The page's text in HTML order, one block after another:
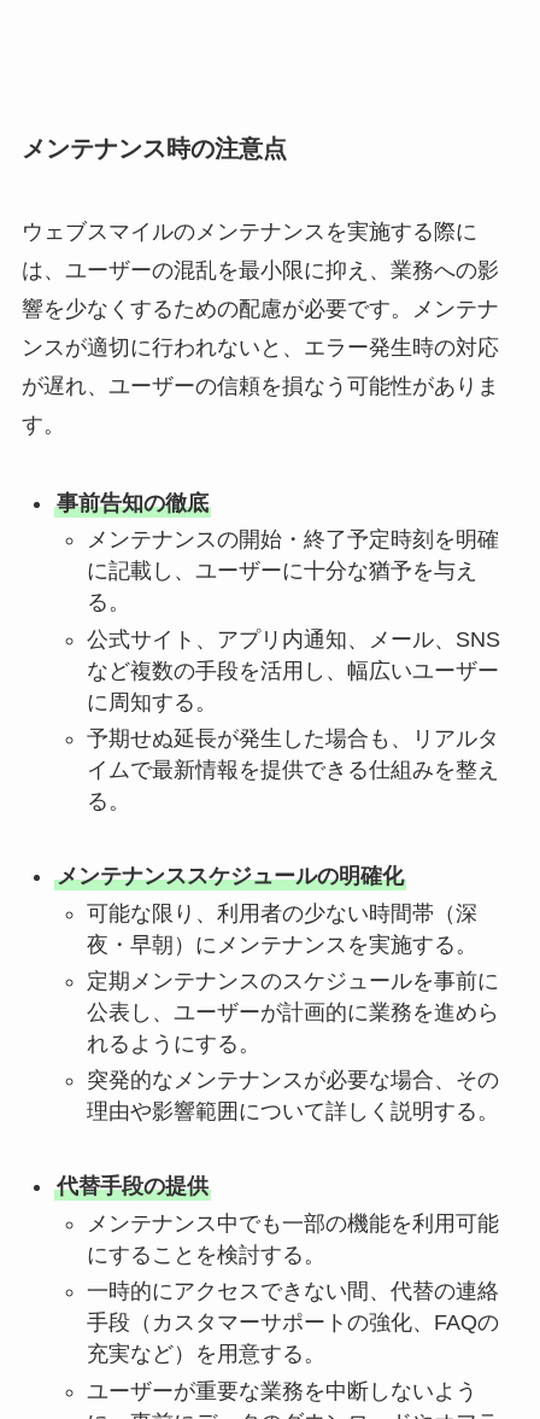
メンテナンス時の注意点
ウェブスマイルのメンテナンスを実施する際に
は、ユーザーの混乱を最小限に抑え、業務への影
響を少なくするための配慮が必要です。メンテナ
ンスが適切に行われないと、エラー発生時の対応
が遅れ、ユーザーの信頼を損なう可能性がありま
す。
事前告知の徹底
メンテナンスの開始・終了予定時刻を明確
に記載し、ユーザーに十分な猶予を与え
る。
公式サイト、アプリ内通知、メール、SNS
など複数の手段を活用し、幅広いユーザー
に周知する。
予期せぬ延長が発生した場合も、リアルタ
イムで最新情報を提供できる仕組みを整え
る。
メンテナンススケジュールの明確化
可能な限り、利用者の少ない時間帯（深
夜・早朝）にメンテナンスを実施する。
定期メンテナンスのスケジュールを事前に
公表し、ユーザーが計画的に業務を進めら
れるようにする。
突発的なメンテナンスが必要な場合、その
理由や影響範囲について詳しく説明する。
代替手段の提供
メンテナンス中でも一部の機能を利用可能
にすることを検討する。
一時的にアクセスできない間、代替の連絡
手段（カスタマーサポートの強化、FAQの
充実など）を用意する。
ユーザーが重要な業務を中断しないよう